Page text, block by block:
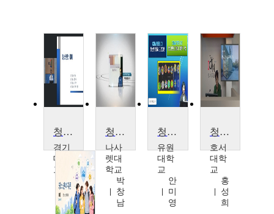
청소년복지론
경기
대학
교
김
형
모
청소년 문제와 보호
나사
렛대
학교
박
창
남
청소년 프로그램 개발과 평가
유원
대학
교
안
미
영
청소년교육론
호서
대학
교
홍
성
희